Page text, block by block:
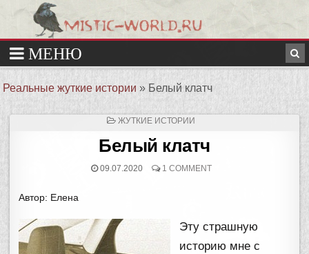
Реальные жуткие истории » Белый клатч
ОПУБЛИКОВАНО
ЖУТКИЕ ИСТОРИИ
Белый клатч
09.07.2020 1 COMMENT
Автор: Елена
Эту страшную
историю мне с